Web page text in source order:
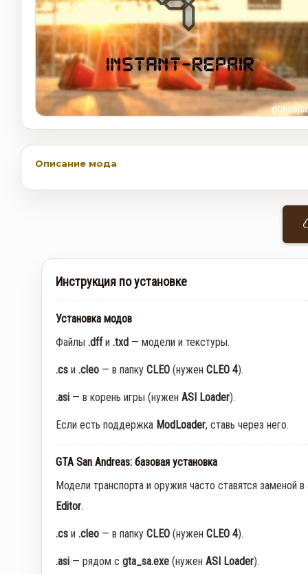
Описание мода
Инструкция по установке
Установка модов
Файлы .dffи .txd — модели и текстуры.
.cs и .cleo — в папку CLEO (нужен CLEO 4).
.asi — в корень игры (нужен ASI Loader).
Если есть поддержка ModLoader, ставь через него.
GTA San Andreas: базовая установка
Модели транспорта и оружия часто ставятся заменой
Editor.
.cs и .cleo — в папку CLEO (нужен CLEO 4).
.asi — рядом с gta_sa.exe (нужен ASI Loader).